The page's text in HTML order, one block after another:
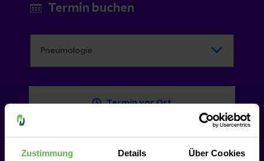
Zustimmung Details Über Cookies
Termin buchen
Termin vor Ort
Videosprechstunde